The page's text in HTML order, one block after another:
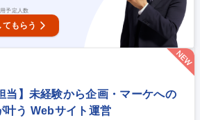
予定人数
もらう
当】未経験から企画・マーケへの
叶う Webサイト運営